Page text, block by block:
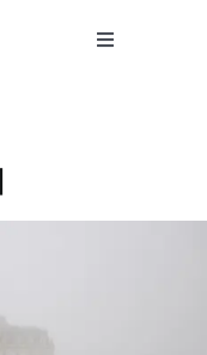
Toggle